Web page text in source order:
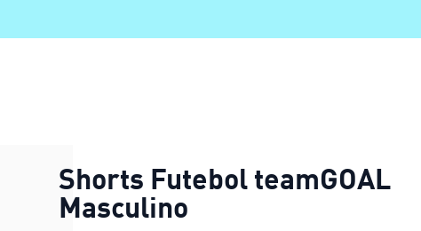
Shorts Futebol teamGOAL
Masculino